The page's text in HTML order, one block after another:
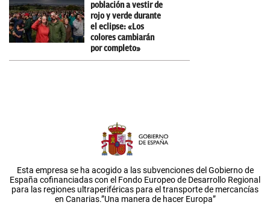
población a vestir de
rojo y verde durante
el eclipse: «Los
colores cambiarán
por completo»
Esta empresa se ha acogido a las subvenciones del Gobierno de
España cofinanciadas con el Fondo Europeo de Desarrollo Regional
para las regiones ultraperiféricas para el transporte de mercancías
en Canarias.”Una manera de hacer Europa”